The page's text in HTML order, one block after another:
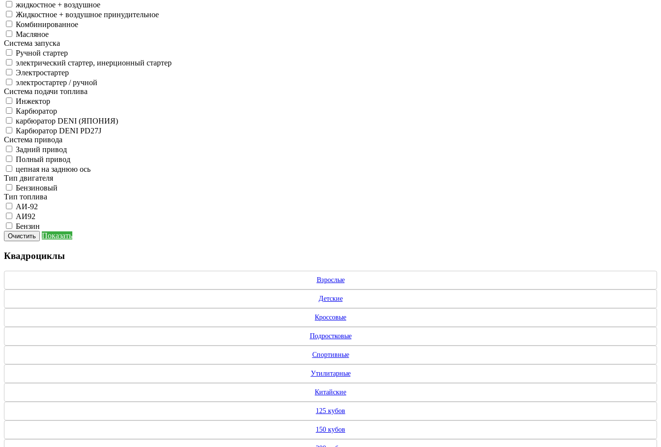
жидкостное + воздушное
Жидкостное + воздушное принудительное
Комбинированное
Масляное
Система запуска
Ручной стартер
электрический стартер, инерционный стартер
Электростартер
электростартер / ручной
Система подачи топлива
Инжектор
Карбюратор
карбюратор DENI (ЯПОНИЯ)
Карбюратор DENI PD27J
Система привода
Задний привод
Полный привод
цепная на заднюю ось
Тип двигателя
Бензиновый
Тип топлива
АИ-92
АИ92
Бензин
Очистить Показать
Квадроциклы
Взрослые
Детские
Кроссовые
Подростковые
Спортивные
Утилитарные
Китайские
125 кубов
150 кубов